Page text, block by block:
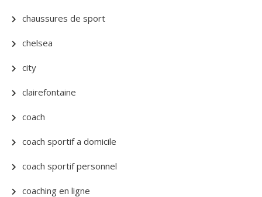
chaussures de sport
chelsea
city
clairefontaine
coach
coach sportif a domicile
coach sportif personnel
coaching en ligne